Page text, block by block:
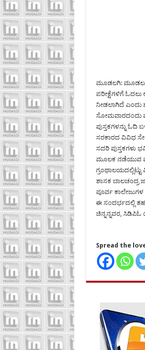
ಮೂಡಲಗಿ: ಮೂಡಲಗಿ
ಪರೀಕ್ಷೆಗಳಿಗೆ ಓದಲು
ನೀಡಲಾಗಿದೆ ಎಂದು
ಸೋಮವಾರದಂದು
ಪುಸ್ತಕಗಳನ್ನು ಓದಿ
ಸರಕಾರದ ವಿವಿಧ
ಸದರಿ ಪುಸ್ತಕಗಳು
ಮೂಲಕ ನಡೆಯುವ
ಶಾಸಕ ಬಾಲಚಂದ್ರ
ಪೂರ್ವ
ಈ ಸಂದರ್ಭದಲ್ಲಿ
ಚಿನ್ನನ್ನವರ, ಸಿಡಿಪಿಓ
Spread the